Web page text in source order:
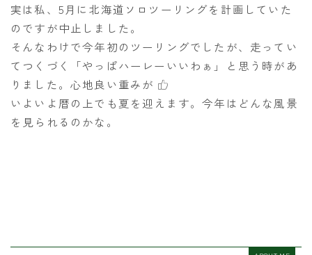
実は私、5月に北海道ソロツーリングを計画していた
のですが中止しました。
そんなわけで今年初のツーリングでしたが、走ってい
てつくづく「やっぱハーレーいいわぁ」と思う時があ
りました。心地良い重みが
いよいよ暦の上でも夏を迎えます。今年はどんな風景
を見られるのかな。